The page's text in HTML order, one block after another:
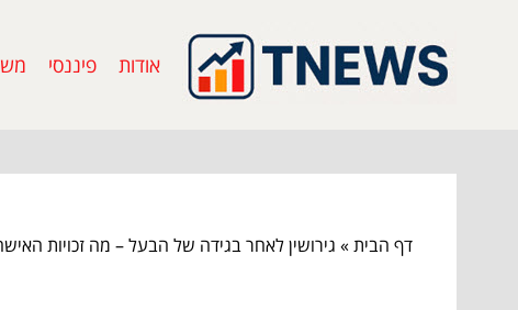
אודות פיננסי
דף הבית» גירושין לאחר בגידה של הבעל – מה זכויות